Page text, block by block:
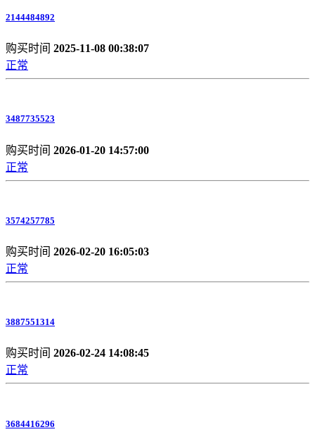
2144484892
购买时间 2025-11-08 00:38:07
正常
3487735523
购买时间 2026-01-20 14:57:00
正常
3574257785
购买时间 2026-02-20 16:05:03
正常
3887551314
购买时间 2026-02-24 14:08:45
正常
3684416296